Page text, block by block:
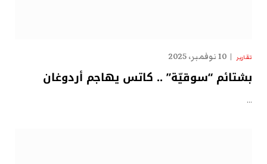
تقارير 10 نوفمبر، 2025
بشتائم “سوقيّة” .. كاتس يهاجم أردوغان
…